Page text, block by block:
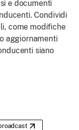
e documenti
Condividi
come modifiche
aggiornamenti
siano